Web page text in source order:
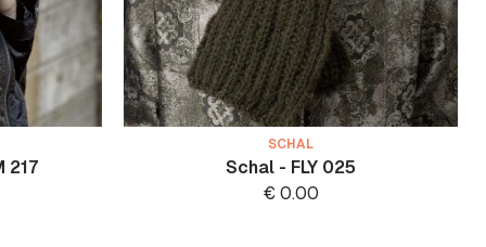
217
SCHAL
Schal - FLY 025
€0.00